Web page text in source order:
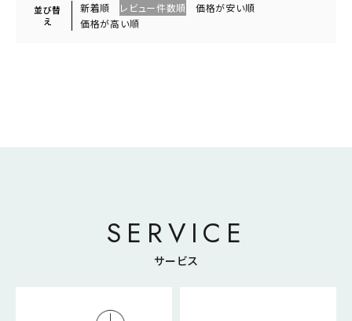
並び替
え
新着順 レビュー件数順
価格が安い順
価格が高い順
SERVICE
サービス